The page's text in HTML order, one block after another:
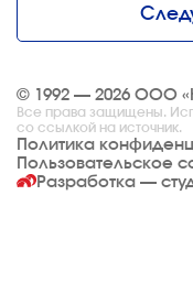
© 1992 — 2026 ООО
Все права защищены.
со ссылкой на источник.
Политика
Пользовательское
Разработка —